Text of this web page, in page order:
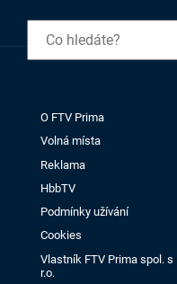
O FTV Prima
Volná místa
Reklama
HbbTV
Podmínky užívání
Cookies
Vlastník FTV Prima spol. s
r.o.